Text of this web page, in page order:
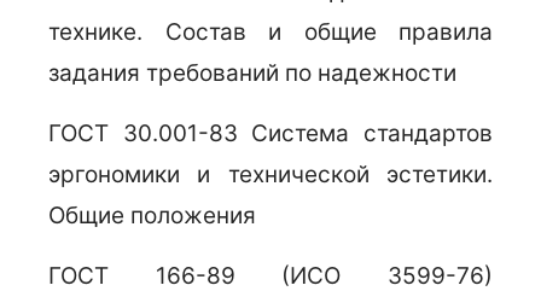
технике. Состав и общие правила
задания требований по надежности
ГОСТ 30.001-83 Система стандартов
эргономики и технической эстетики.
Общие положения
ГОСТ 166-89 (ИСО 3599-76)